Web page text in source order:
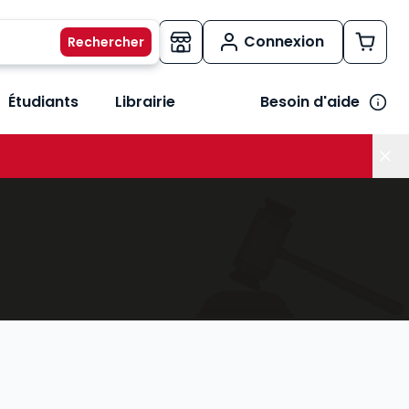
Connexion
métiers
le sous-menu Vos besoins
Étudiants Librairie Besoin d'aide